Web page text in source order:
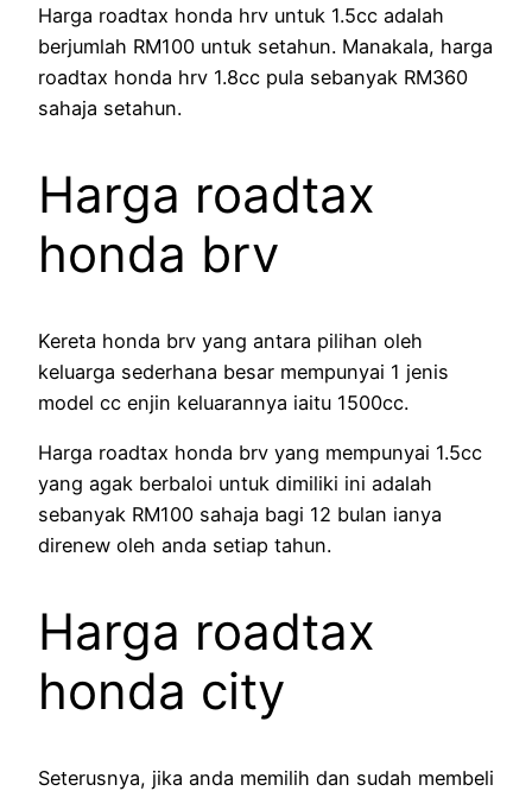
Harga roadtax honda hrv untuk 1.5cc adalah
berjumlah RM100 untuk setahun. Manakala, harga
roadtax honda hrv 1.8cc pula sebanyak RM360
sahaja setahun.
Harga roadtax
honda brv
Kereta honda brv yang antara pilihan oleh
keluarga sederhana besar mempunyai 1 jenis
model cc enjin keluarannya iaitu 1500cc.
Harga roadtax honda brv yang mempunyai 1.5cc
yang agak berbaloi untuk dimiliki ini adalah
sebanyak RM100 sahaja bagi 12 bulan ianya
direnew oleh anda setiap tahun.
Harga roadtax
honda city
Seterusnya, jika anda memilih dan sudah membeli